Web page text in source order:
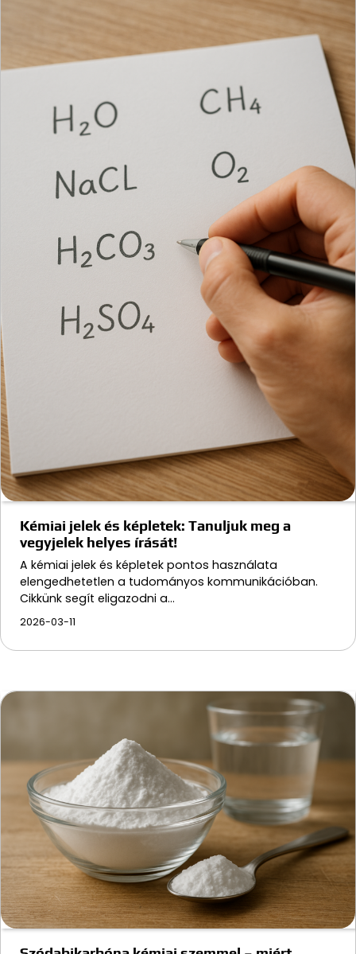
Kémiai jelek és képletek: Tanuljuk meg a
vegyjelek helyes írását!
A kémiai jelek és képletek pontos használata
elengedhetetlen a tudományos kommunikációban.
Cikkünk segít eligazodni a…
2026-03-11